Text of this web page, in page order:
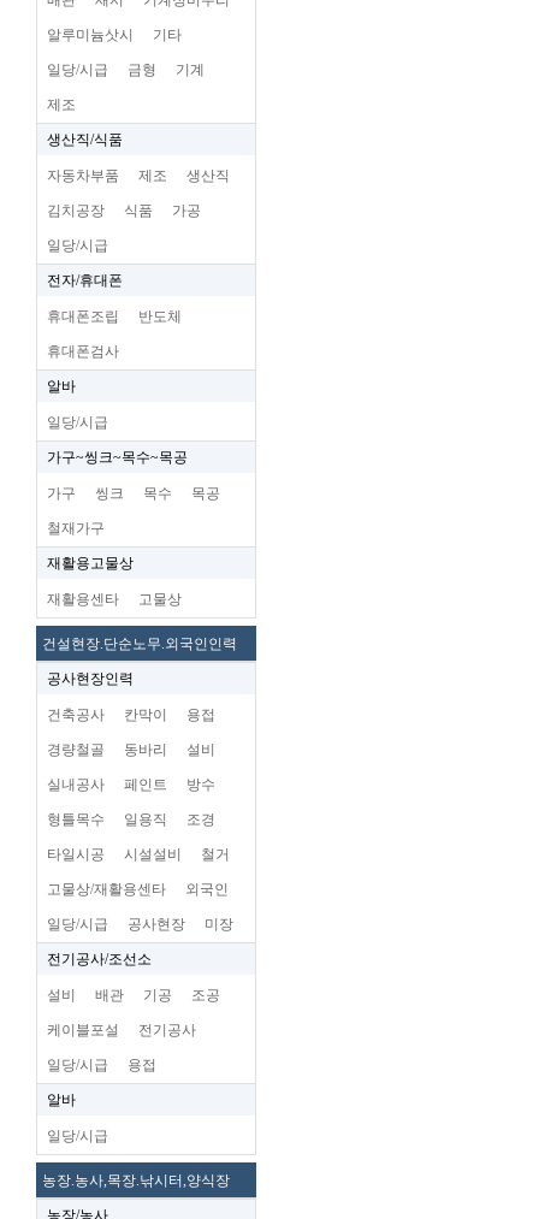
알루미늄삿시 기타
일당/시급 금형 기계
제조
생산직/식품
자동차부품 제조 생산직
김치공장 식품 가공
일당/시급
전자/휴대폰
휴대폰조립 반도체
휴대폰검사
알바
일당/시급
가구~씽크~목수~목공
가구 씽크 목수 목공
철재가구
재활용고물상
재활용센타 고물상
건설현장.단순노무.외국인인력
공사현장인력
건축공사 칸막이 용접
경량철골 동바리 설비
실내공사 페인트 방수
형틀목수 일용직 조경
타일시공 시설설비 철거
고물상/재활용센타 외국인
일당/시급 공사현장 미장
전기공사/조선소
설비 배관 기공 조공
케이블포설 전기공사
일당/시급 용접
알바
일당/시급
농장.농사,목장.낚시터,양식장
농장/농사